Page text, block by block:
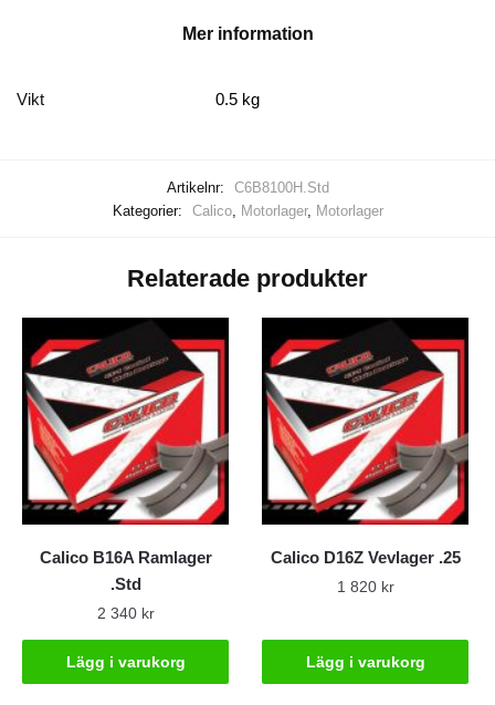
Mer information
Vikt 0.5 kg
Artikelnr:
C6B8100H.Std
Kategorier:
Calico, Motorlager, Motorlager
Relaterade produkter
Calico B16A Ramlager
.Std
2 340 kr
Lägg i varukorg
Calico D16Z Vevlager .25
1 820 kr
Lägg i varukorg